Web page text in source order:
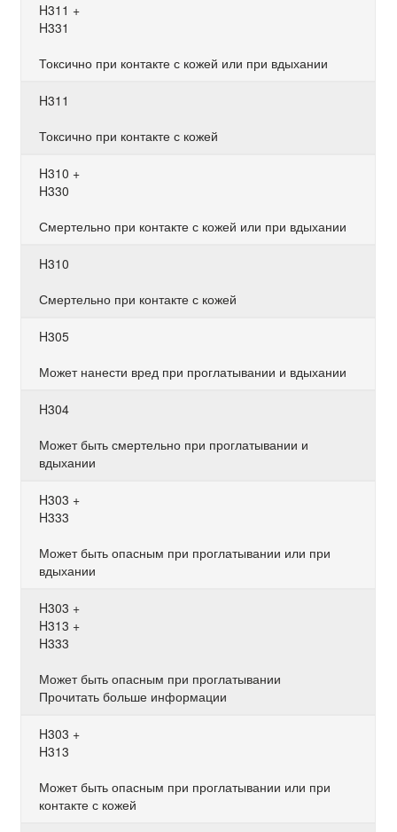
H311 +
H331
Токсично при контакте с кожей или при вдыхании
H311
Токсично при контакте с кожей
H310 +
H330
Смертельно при контакте с кожей или при вдыхании
H310
Смертельно при контакте с кожей
H305
Может нанести вред при проглатывании и вдыхании
H304
Может быть смертельно при проглатывании и
вдыхании
H303 +
H333
Может быть опасным при проглатывании или при
вдыхании
H303 +
H313 +
H333
Может быть опасным при проглатывании
Прочитать больше информации
H303 +
H313
Может быть опасным при проглатывании или при
контакте с кожей